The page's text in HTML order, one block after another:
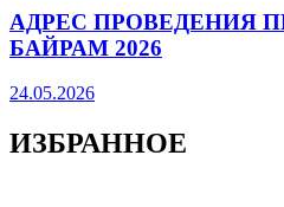
АДРЕС ПРОВЕДЕНИЯ
БАЙРАМ 2026
24.05.2026
ИЗБРАННОЕ